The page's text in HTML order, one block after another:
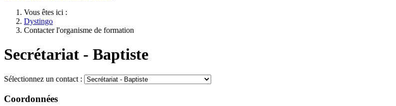
Vous êtes ici :
Dystingo
Contacter l'organisme de formation
Secrétariat - Baptiste
Sélectionnez un contact :
Coordonnées